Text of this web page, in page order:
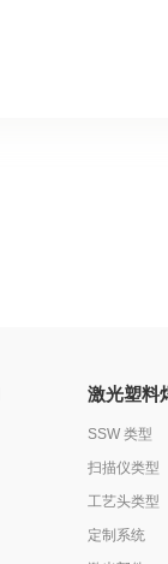
激光塑料
SSW 类型
扫描仪类型
工艺头类型
定制系统